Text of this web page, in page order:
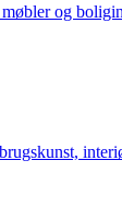
og